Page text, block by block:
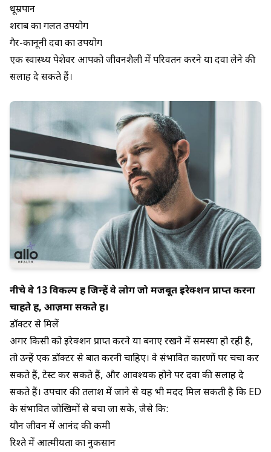
धूम्रपान
शराब का गलत उपयोग
गैर-कानूनी दवा का उपयोग
एक स्वास्थ्य पेशेवर आपको जीवनशैली में परिवर्तन करने या दवा लेने की
सलाह दे सकते हैं।
नीचे वे 13 विकल्प हैं जिन्हें वे लोग जो मजबूत इरेक्शन प्राप्त करना
चाहते हैं, आज़मा सकते हैं।
डॉक्टर से मिलें
अगर किसी को इरेक्शन प्राप्त करने या बनाए रखने में समस्या हो रही है,
तो उन्हें एक डॉक्टर से बात करनी चाहिए। वे संभावित कारणों पर चर्चा कर
सकते हैं, टेस्ट कर सकते हैं, और आवश्यक होने पर दवा की सलाह दे
सकते हैं। उपचार की तलाश में जाने से यह भी मदद मिल सकती है कि ED
के संभावित जोखिमों से बचा जा सके, जैसे कि:
यौन जीवन में आनंद की कमी
रिश्ते में आत्मीयता का नुकसान